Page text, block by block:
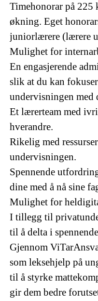
Timehonorar på
økning. Eget
juniorlærere (lærere
Mulighet for
En engasjerende
slik at du kan
undervisningen med
Et lærerteam med
hverandre.
Rikelig med
undervisningen.
Spennende
dine med å nå sine
Mulighet for
I tillegg til
til å delta i
Gjennom
som leksehjelp på
til å styrke
gir dem bedre